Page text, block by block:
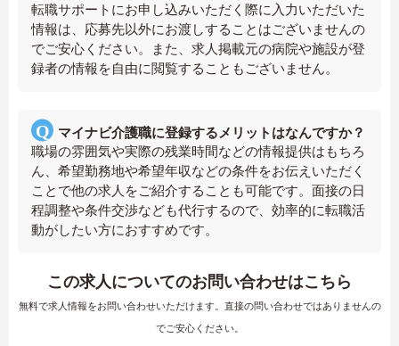
転職サポートにお申し込みいただく際に入力いただいた
情報は、応募先以外にお渡しすることはございませんの
でご安心ください。また、求人掲載元の病院や施設が登
録者の情報を自由に閲覧することもございません。
マイナビ介護職に登録するメリットはなんですか？
職場の雰囲気や実際の残業時間などの情報提供はもちろ
ん、希望勤務地や希望年収などの条件をお伝えいただく
ことで他の求人をご紹介することも可能です。面接の日
程調整や条件交渉なども代行するので、効率的に転職活
動がしたい方におすすめです。
この求人についてのお問い合わせはこちら
無料で求人情報をお問い合わせいただけます。直接の問い合わせではありませんの
でご安心ください。